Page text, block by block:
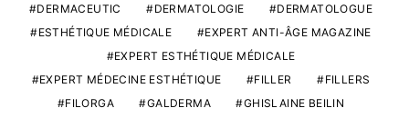
DERMACEUTIC
DERMATOLOGIE
DERMATOLOGUE
ESTHÉTIQUE MÉDICALE
EXPERT ANTI-ÂGE MAGAZINE
EXPERT ESTHÉTIQUE MÉDICALE
EXPERT MÉDECINE ESTHÉTIQUE
FILLER
FILLERS
FILORGA
GALDERMA
GHISLAINE BEILIN